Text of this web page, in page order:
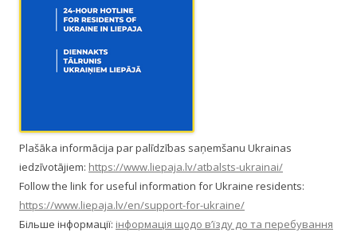
Plašāka informācija par palīdzības saņemšanu Ukrainas
iedzīvotājiem: https://www.liepaja.lv/atbalsts-ukrainai/
Follow the link for useful information for Ukraine residents:
https://www.liepaja.lv/en/support-for-ukraine/
Більше інформації: інформація щодо в’їзду до та перебування